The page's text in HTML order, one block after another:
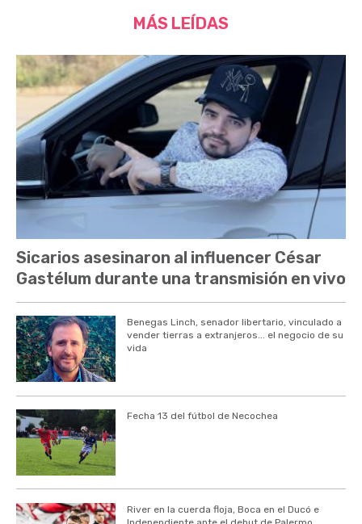
MÁS LEÍDAS
Sicarios asesinaron al influencer César
Gastélum durante una transmisión en vivo
Benegas Linch, senador libertario, vinculado a
vender tierras a extranjeros... el negocio de su
vida
Fecha 13 del fútbol de Necochea
River en la cuerda floja, Boca en el Ducó e